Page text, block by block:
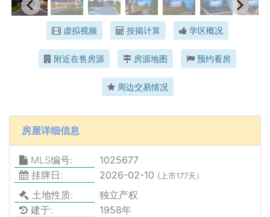
虚拟视频 按揭计算 学区概况
附近在售房源 房源地图 预约看房
周边交易情况
房屋详细信息
MLS编号:
1025677
挂牌日:
2026-02-10 (上市177天）
土地性质:
独立产权
建于:
1958年